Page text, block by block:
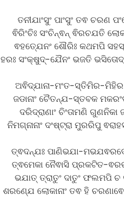
ତନୀଯାଂସୁଂ ପାଂସୁଂ ତଵ ଚରଣ
ଵିରିଂଚିଃ ସଂଚିନ୍ଵନ୍ ଵିରଚଯତି
ଵହତ୍ଯେନଂ ଶୌରିଃ କଥମପି
ହରଃ ସଂକ୍ଷୁଦ୍-ଯୈନଂ ଭଜତି
ଅଵିଦ୍ଯାନା-ମଂତ-ସ୍ତିମିର-ମିହିର
ଜଡାନାଂ ଚୈତନ୍ଯ-ସ୍ତବକ
ଦରିଦ୍ରାଣାଂ ଚିଂତାମଣି
ନିମଗ୍ନାନାଂ ଦଂଷ୍ଟ୍ରା ମୁରରିପୁ
ତ୍ଵଦନ୍ଯଃ ପାଣିଭଯା-
ତ୍ଵମେକା ନୈଵାସି ପ୍ରକଟିତ-
ଭଯାତ୍ ତ୍ରାତୁଂ ଦାତୁଂ ଫଲମପି ଚ
ଶରଣ୍ଯେ ଲୋକାନାଂ ତଵ ହି